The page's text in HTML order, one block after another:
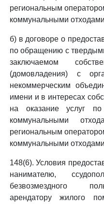
региональным
коммунальными
б) в договоре о
по обращению с
заключаемом
(домовладения) с
некоммерческим
имени и в интересах
на оказание услуг
коммунальными
региональным
коммунальными
148(6). Условия
нанимателю,
безвозмездного
арендатору жилого